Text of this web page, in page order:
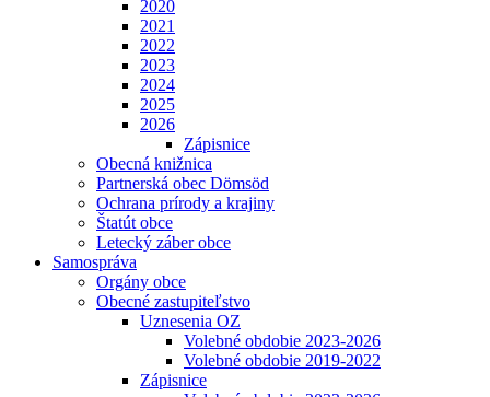
2020
2021
2022
2023
2024
2025
2026
Zápisnice
Obecná knižnica
Partnerská obec Dömsöd
Ochrana prírody a krajiny
Štatút obce
Letecký záber obce
Samospráva
Orgány obce
Obecné zastupiteľstvo
Uznesenia OZ
Volebné obdobie 2023-2026
Volebné obdobie 2019-2022
Zápisnice